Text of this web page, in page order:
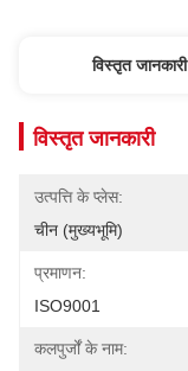
विस्तृत जानकारी
विस्तृत जानकारी
उत्पत्ति के प्लेस:
चीन (मुख्यभूमि)
प्रमाणन:
ISO9001
कलपुर्जों के नाम: